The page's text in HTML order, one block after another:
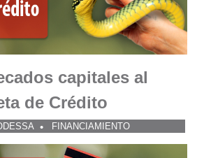
capitales al
de Crédito
FINANCIAMIENTO